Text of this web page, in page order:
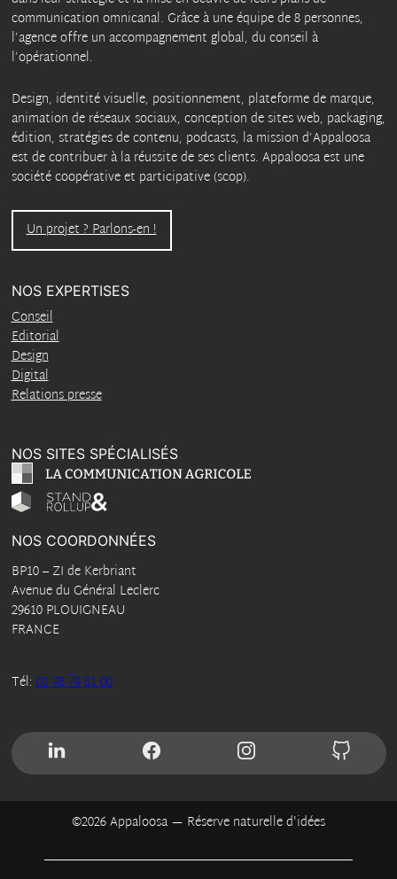
communication omnicanal. Grâce à une équipe de 8 personnes,
l’agence offre un accompagnement global, du conseil à
l’opérationnel.
Design, identité visuelle, positionnement, plateforme de marque,
animation de réseaux sociaux, conception de sites web, packaging,
édition, stratégies de contenu, podcasts, la mission d’Appaloosa
est de contribuer à la réussite de ses clients. Appaloosa est une
société coopérative et participative (scop).
Un projet ? Parlons-en !
NOS EXPERTISES
Conseil
Editorial
Design
Digital
Relations presse
NOS SITES SPÉCIALISÉS
NOS COORDONNÉES
BP10– ZI de Kerbriant
Avenue du Général Leclerc
29610 PLOUIGNEAU
FRANCE
Tél:02 98 79 81 00
SUIVEZ-NOUS SUR LINKEDINSUIVEZ-NOUS SUR FACEBOOK
SUIVEZ-NOUS SUR
©2026 Appaloosa — Réserve naturelle d'idées